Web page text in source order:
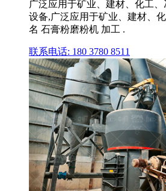
广泛应用于矿业、建材、化工
设备,广泛应用于矿业、建材、
名 石膏粉磨粉机 加工 .
联系电话: 180 3780 8511